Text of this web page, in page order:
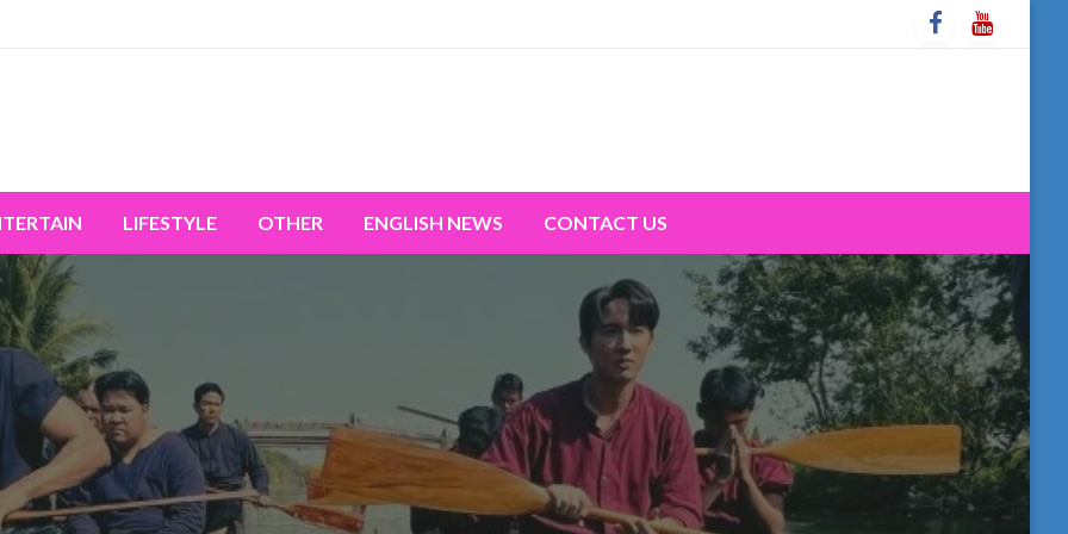
LIFESTYLE OTHER ENGLISH NEWS CONTACT US